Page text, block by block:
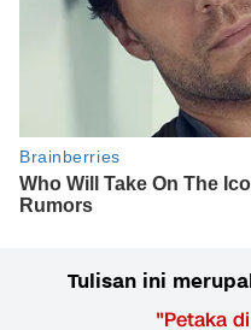
Tulisan ini
"Petaka